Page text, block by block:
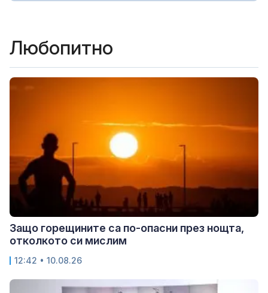
Любопитно
Защо горещините са по-опасни през нощта,
отколкото си мислим
12:42 • 10.08.26